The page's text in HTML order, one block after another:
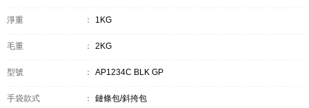
淨重 ： 1KG
毛重 ： 2KG
型號 ： AP1234C BLK GP
手袋款式 ： 鏈條包/斜挎包